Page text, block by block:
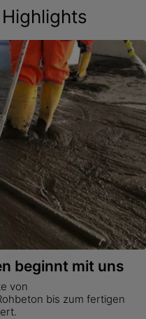
beginnt mit uns
von
bis zum fertigen